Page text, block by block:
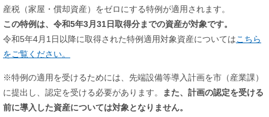
産税（家屋・償却資産）をゼロにする特例が適用されます。
この特例は、令和5年3月31日取得分までの資産が対象です。
令和5年4月1日以降に取得された特例適用対象資産についてはこちら
をご覧ください。
※特例の適用を受けるためには、先端設備等導入計画を市（産業課）
に提出し、認定を受ける必要があります。
また、計画の認定を受ける
前に導入した資産については対象となりません。